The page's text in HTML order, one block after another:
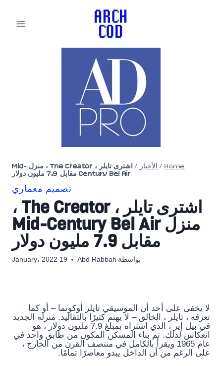
Home
/ الأخبار /
اشترى تايلر ، The Creator ، منزل Mid-
Century Bel Air مقابل 7.9 مليون دولار
تصميم معماري
اشترى تايلر ، The Creator ،
منزل Mid-Century Bel Air
مقابل 7.9 مليون دولار
بواسطة Abd Rabbah 19 January، 2022
لا يخفى على أحد أن الموسيقي تايلر أوكونما – أو كما
تعرفه ، تايلر ، الخالق – لا يهتم كثيرًا بالتقاليد. منزله الجديد
في بيل إير ، الذي اشتراه بمبلغ 7.9 مليون دولار ، هو
انعكاس لذلك. تم بناء المسكن المكون من طابق واحد في
عام 1965 ويقرأ بالكامل في منتصف القرن من الخارج ،
على الرغم من أن الداخل يبدو معاصرًا تمامًا.